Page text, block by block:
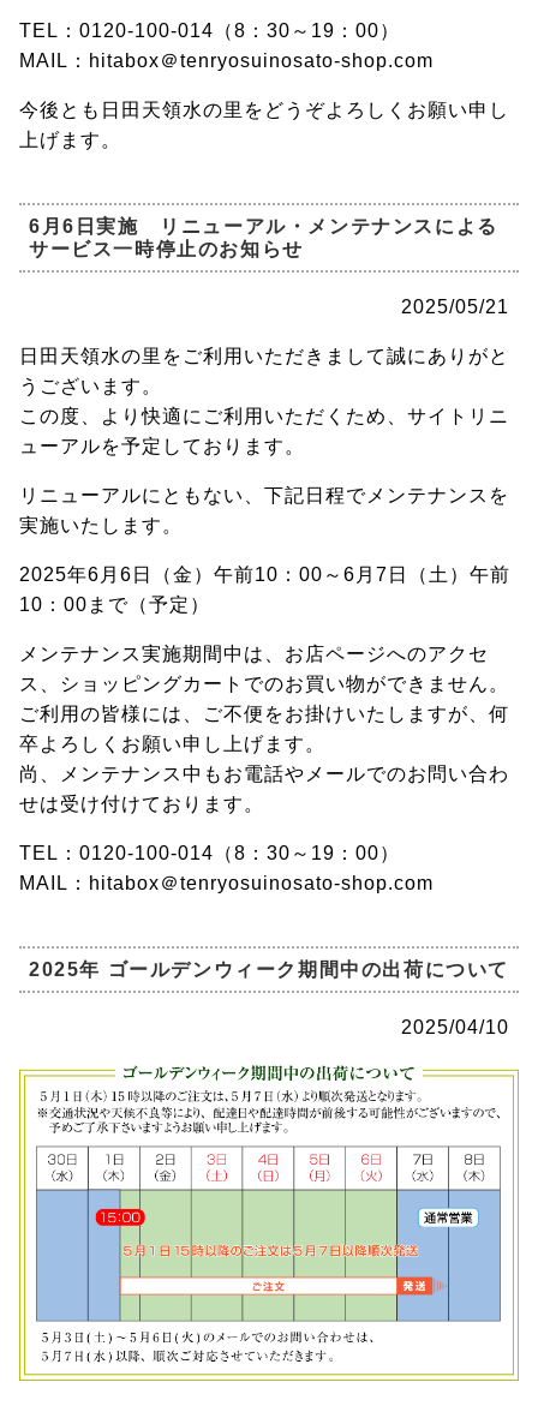
TEL：0120-100-014（8：30～19：00）
MAIL：hitabox＠tenryosuinosato-shop.com
今後とも日田天領水の里をどうぞよろしくお願い申し
上げます。
6月6日実施 リニューアル・メンテナンスによる
サービス一時停止のお知らせ
2025/05/21
日田天領水の里をご利用いただきまして誠にありがと
うございます。
この度、より快適にご利用いただくため、サイトリニ
ューアルを予定しております。
リニューアルにともない、下記日程でメンテナンスを
実施いたします。
2025年6月6日（金）午前10：00～6月7日（土）午前
10：00まで（予定）
メンテナンス実施期間中は、 お店ページへのアクセ
ス、ショッピングカートでのお買い物ができません 。
ご利用の皆様には、ご不便をお掛けいたしますが、何
卒よろしくお願い申し上げます。
尚、メンテナンス中もお電話やメールでのお問い合わ
せは受け付けております。
TEL：0120-100-014（8：30～19：00）
MAIL：hitabox＠tenryosuinosato-shop.com
2025年 ゴールデンウィーク期間中の出荷について
2025/04/10